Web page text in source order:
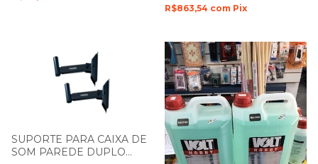
R$863,54 com Pix
SUPORTE PARA CAIXA DE
SOM PAREDE DUPLO